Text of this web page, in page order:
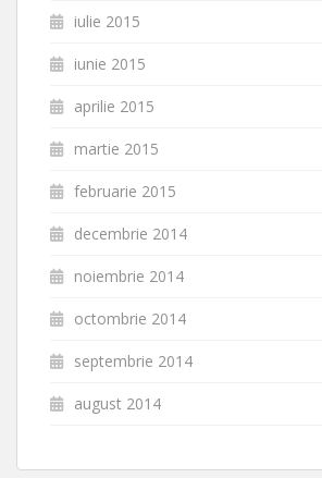
iulie 2015
iunie 2015
aprilie 2015
martie 2015
februarie 2015
decembrie 2014
noiembrie 2014
octombrie 2014
septembrie 2014
august 2014